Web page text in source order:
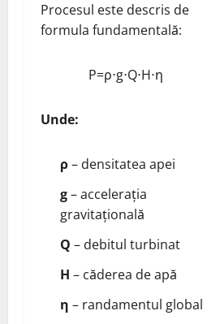
Procesul este descris de
formula fundamentală:
P=ρ⋅g⋅Q⋅H⋅η
Unde:
ρ– densitatea apei
g– accelerația
gravitațională
Q – debitul turbinat
H – căderea de apă
η – randamentul global